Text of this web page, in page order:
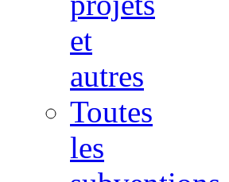
et
autres
Toutes
les